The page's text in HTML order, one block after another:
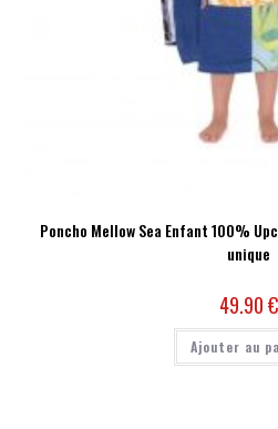
Poncho Mellow Sea Enfant 100%
unique
49.90€
Ajouter au